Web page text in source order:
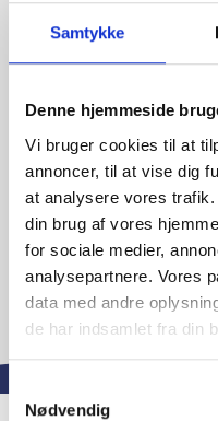
Samtykke
Denne hjemmeside
Vi bruger cookies til at
annoncer, til at vise dig
at analysere vores
din brug af vores
for sociale medier,
analysepartnere. Vores
data med andre
de har indsamlet fra din
Nødvendig
en brugt bil? Eller har
hos et af vores
klar til at rådgive dig
Du kan enten